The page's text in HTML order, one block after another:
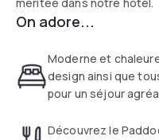
On adore...
Moderne et
design ainsi que
pour un séjour
Découvrez le